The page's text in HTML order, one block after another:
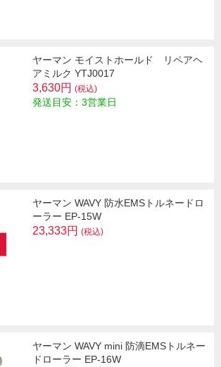
ヤーマン モイストホールド リペアヘ
アミルク YTJ0017
3,630円 (税込)
発送目安：3営業日
ヤーマン WAVY 防水EMSトルネードロ
ーラー EP-15W
23,333円 (税込)
ヤーマン WAVY mini 防滴EMSトルネー
ドローラー EP-16W